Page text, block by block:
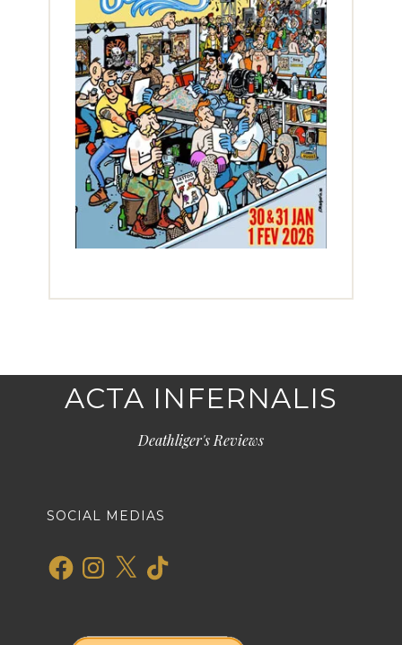
ACTA INFERNALIS
Deathliger's Reviews
SOCIAL MEDIAS
FacebookInstagram
X TikTok